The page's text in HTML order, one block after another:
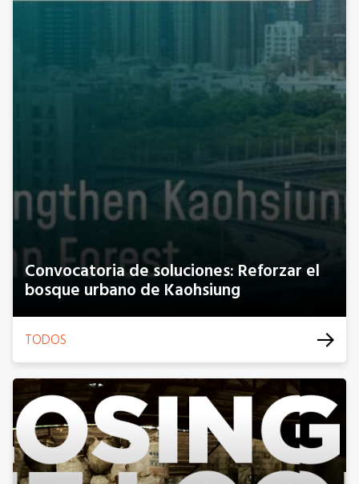
Convocatoria de soluciones: Reforzar el
bosque urbano de Kaohsiung
TODOS